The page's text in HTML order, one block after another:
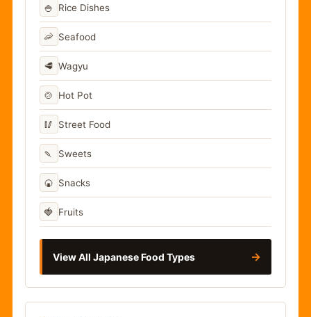
🍚 Rice Dishes
🦐 Seafood
🥩 Wagyu
🍲 Hot Pot
🥢 Street Food
🍡 Sweets
🍘 Snacks
🍓 Fruits
View All Japanese Food Types →